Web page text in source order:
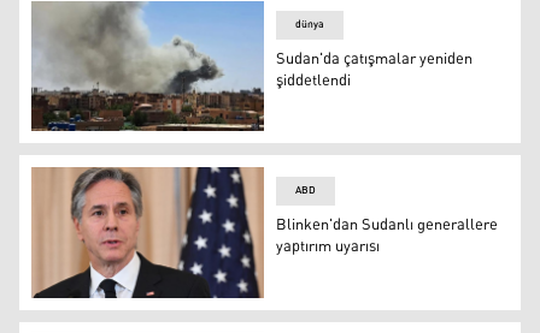
Sudan'da çatışmalar yeniden şiddetlendi
dünya
Sudan'da çatışmalar yeniden
şiddetlendi
Blinken'dan Sudanlı generallere yaptırım uyarısı
ABD
Blinken'dan Sudanlı generallere
yaptırım uyarısı